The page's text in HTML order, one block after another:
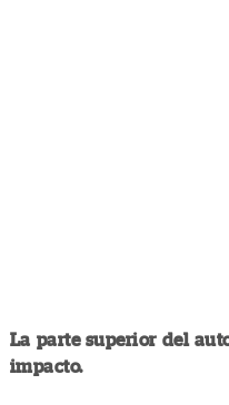
La parte superior del
impacto.